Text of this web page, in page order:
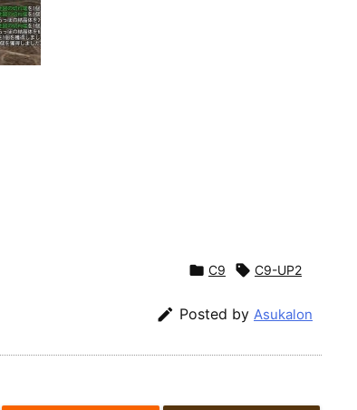
 C9  C9-UP2
 Posted by Asukalon